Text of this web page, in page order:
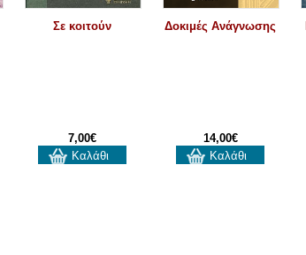
Σε κοιτούν
7,00€
Καλάθι
Δοκιμές Ανάγνωσης
14,00€
Καλάθι